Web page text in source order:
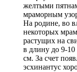
желтыми
мраморным
На родине, во
некоторых
растущих на
в длину до 9-
см. За счет
эсхинантус